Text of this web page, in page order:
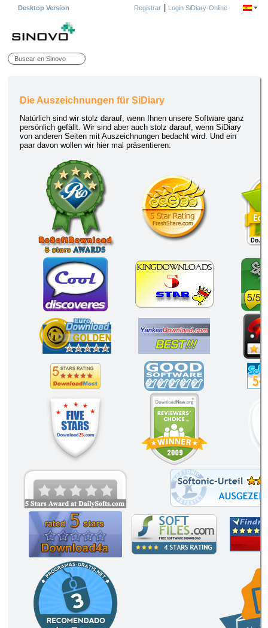
Desktop Version Registrar| Login SiDiary-Online
Die Auszeichnungen für SiDiary
Natürlich sind wir stolz darauf, wenn Ihnen unsere Software ganz
persönlich gefällt. Wir sind aber auch stolz darauf, wenn SiDiary
von anderen Seiten mit Auszeichnungen bedacht wird. Und ein
paar davon wollen wir hier mal präsentieren: